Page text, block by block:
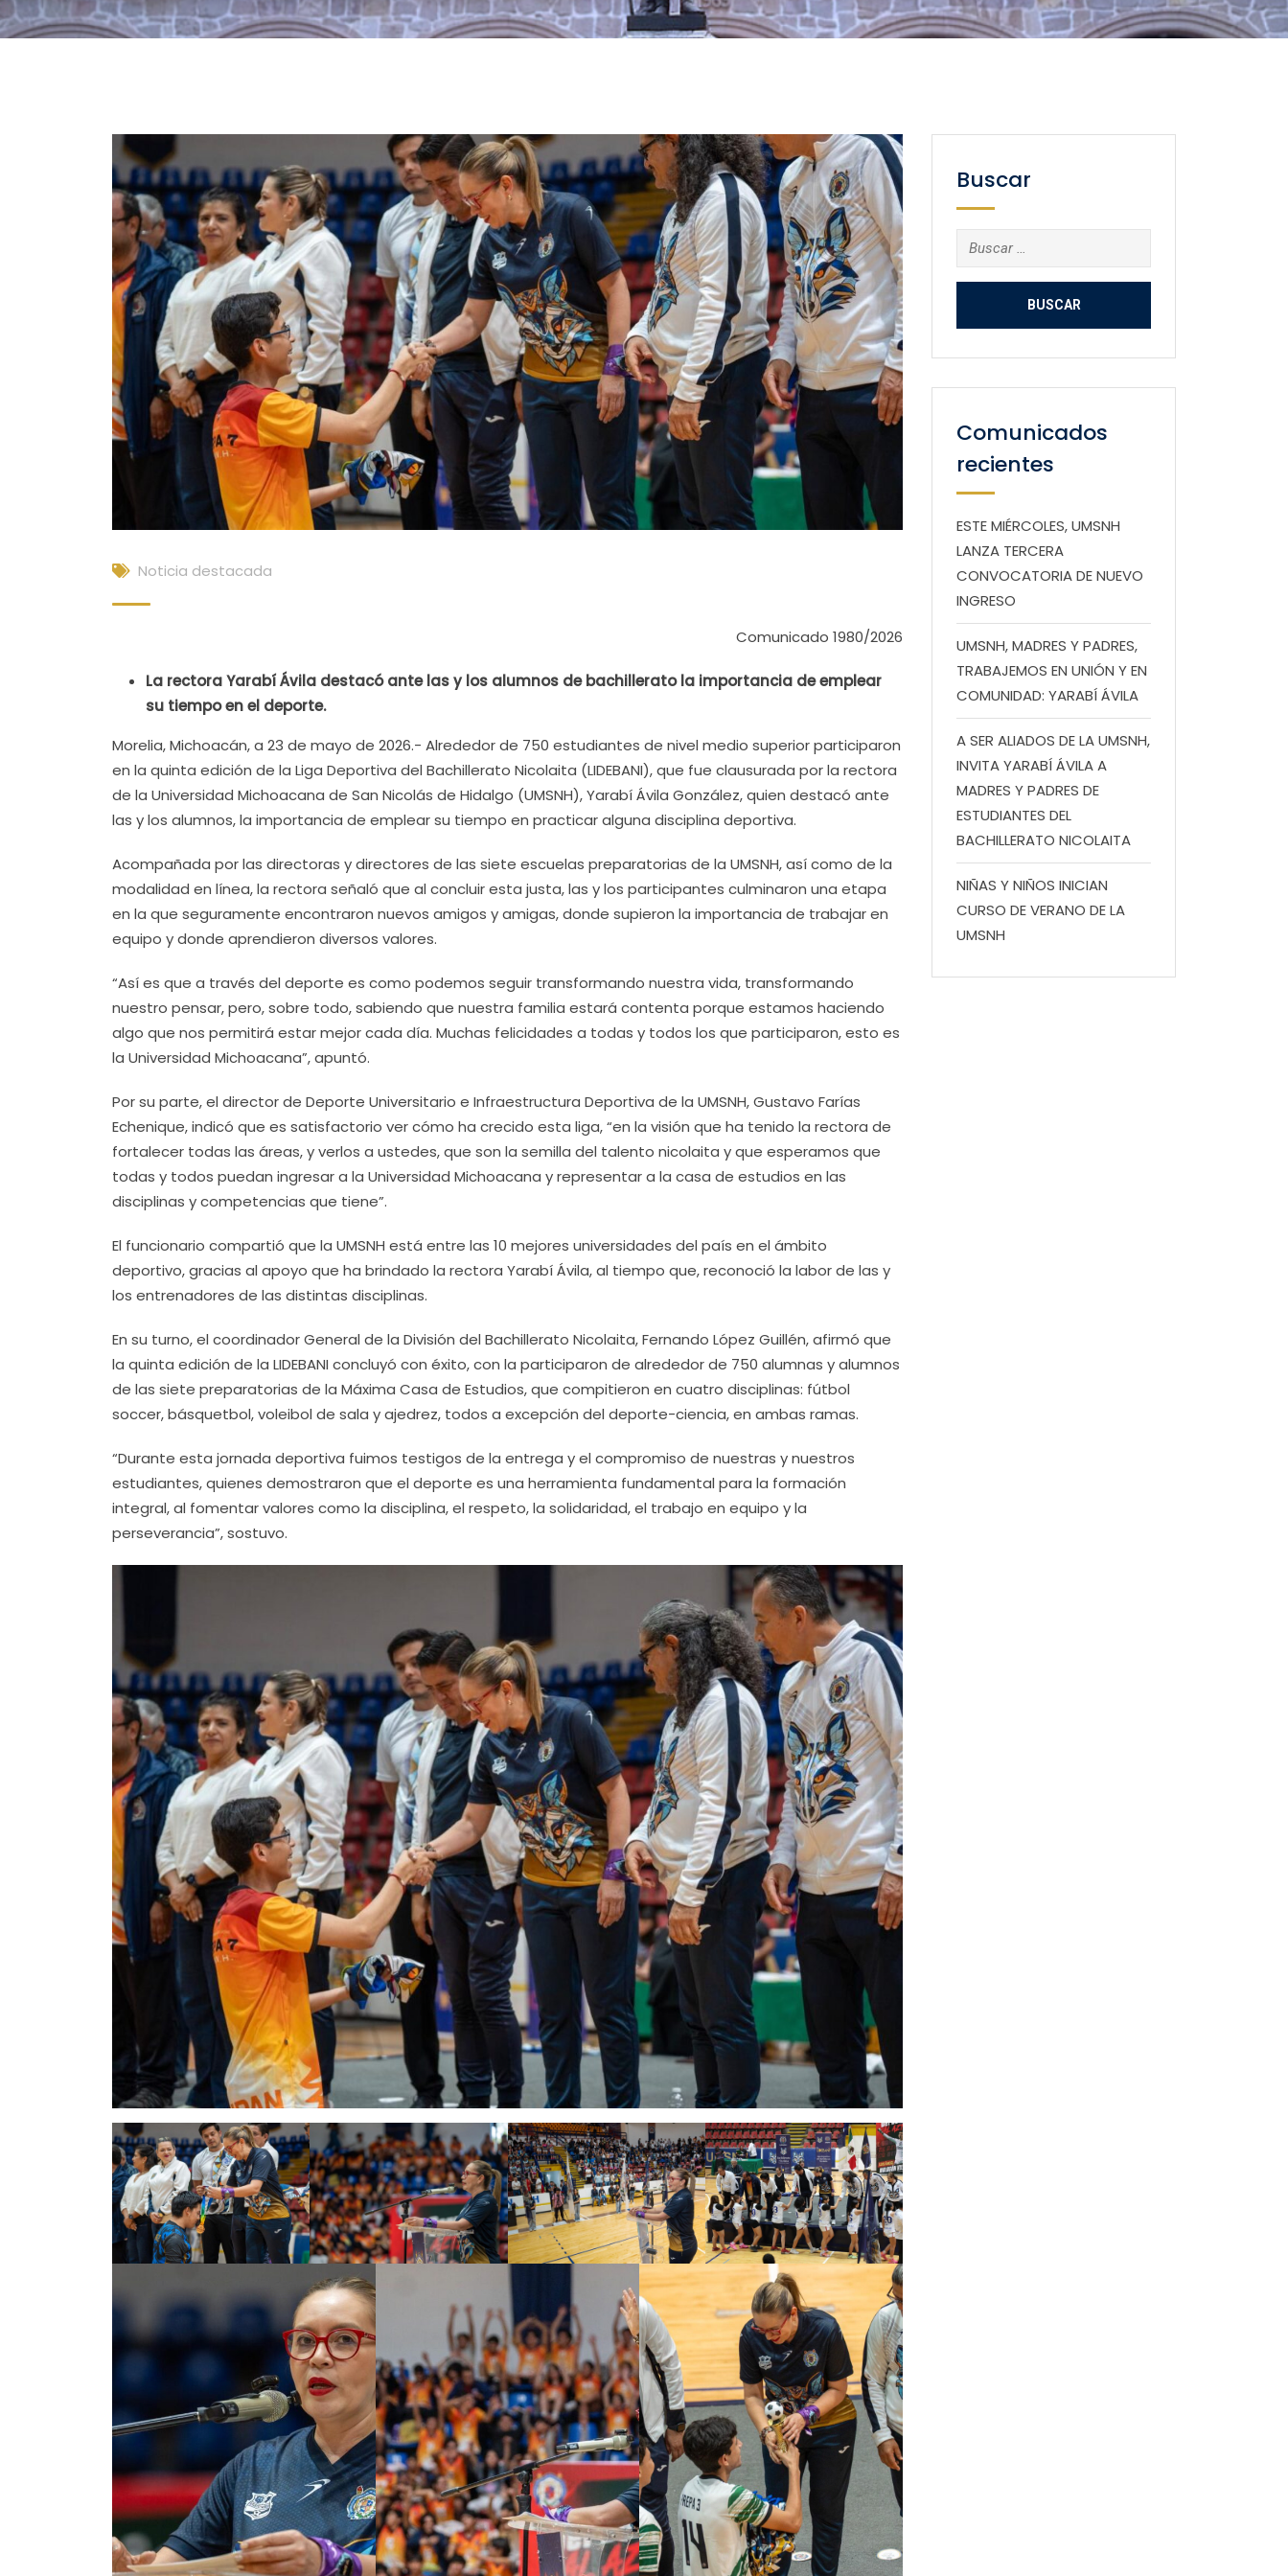
Noticia destacada
Comunicado 1980/2026
La rectora Yarabí Ávila destacó ante las y los alumnos de bachillerato la importancia de emplear
su tiempo en el deporte.
Morelia, Michoacán, a 23 de mayo de 2026.- Alrededor de 750 estudiantes de nivel medio superior participaron
en la quinta edición de la Liga Deportiva del Bachillerato Nicolaita (LIDEBANI), que fue clausurada por la rectora
de la Universidad Michoacana de San Nicolás de Hidalgo (UMSNH), Yarabí Ávila González, quien destacó ante
las y los alumnos, la importancia de emplear su tiempo en practicar alguna disciplina deportiva.
Acompañada por las directoras y directores de las siete escuelas preparatorias de la UMSNH, así como de la
modalidad en línea, la rectora señaló que al concluir esta justa, las y los participantes culminaron una etapa
en la que seguramente encontraron nuevos amigos y amigas, donde supieron la importancia de trabajar en
equipo y donde aprendieron diversos valores.
“Así es que a través del deporte es como podemos seguir transformando nuestra vida, transformando
nuestro pensar, pero, sobre todo, sabiendo que nuestra familia estará contenta porque estamos haciendo
algo que nos permitirá estar mejor cada día. Muchas felicidades a todas y todos los que participaron, esto es
la Universidad Michoacana”, apuntó.
Por su parte, el director de Deporte Universitario e Infraestructura Deportiva de la UMSNH, Gustavo Farías
Echenique, indicó que es satisfactorio ver cómo ha crecido esta liga, “en la visión que ha tenido la rectora de
fortalecer todas las áreas, y verlos a ustedes, que son la semilla del talento nicolaita y que esperamos que
todas y todos puedan ingresar a la Universidad Michoacana y representar a la casa de estudios en las
disciplinas y competencias que tiene”.
El funcionario compartió que la UMSNH está entre las 10 mejores universidades del país en el ámbito
deportivo, gracias al apoyo que ha brindado la rectora Yarabí Ávila, al tiempo que, reconoció la labor de las y
los entrenadores de las distintas disciplinas.
En su turno, el coordinador General de la División del Bachillerato Nicolaita, Fernando López Guillén, afirmó que
la quinta edición de la LIDEBANI concluyó con éxito, con la participaron de alrededor de 750 alumnas y alumnos
de las siete preparatorias de la Máxima Casa de Estudios, que compitieron en cuatro disciplinas: fútbol
soccer, básquetbol, voleibol de sala y ajedrez, todos a excepción del deporte-ciencia, en ambas ramas.
“Durante esta jornada deportiva fuimos testigos de la entrega y el compromiso de nuestras y nuestros
estudiantes, quienes demostraron que el deporte es una herramienta fundamental para la formación
integral, al fomentar valores como la disciplina, el respeto, la solidaridad, el trabajo en equipo y la
perseverancia”, sostuvo.
Buscar
Buscar:
Comunicados
recientes
ESTE MIÉRCOLES, UMSNH
LANZA TERCERA
CONVOCATORIA DE NUEVO
INGRESO
UMSNH, MADRES Y PADRES,
TRABAJEMOS EN UNIÓN Y EN
COMUNIDAD: YARABÍ ÁVILA
A SER ALIADOS DE LA UMSNH,
INVITA YARABÍ ÁVILA A
MADRES Y PADRES DE
ESTUDIANTES DEL
BACHILLERATO NICOLAITA
NIÑAS Y NIÑOS INICIAN
CURSO DE VERANO DE LA
UMSNH